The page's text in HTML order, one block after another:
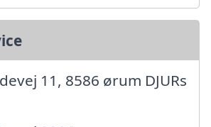
11, 8586 ørum DJURs